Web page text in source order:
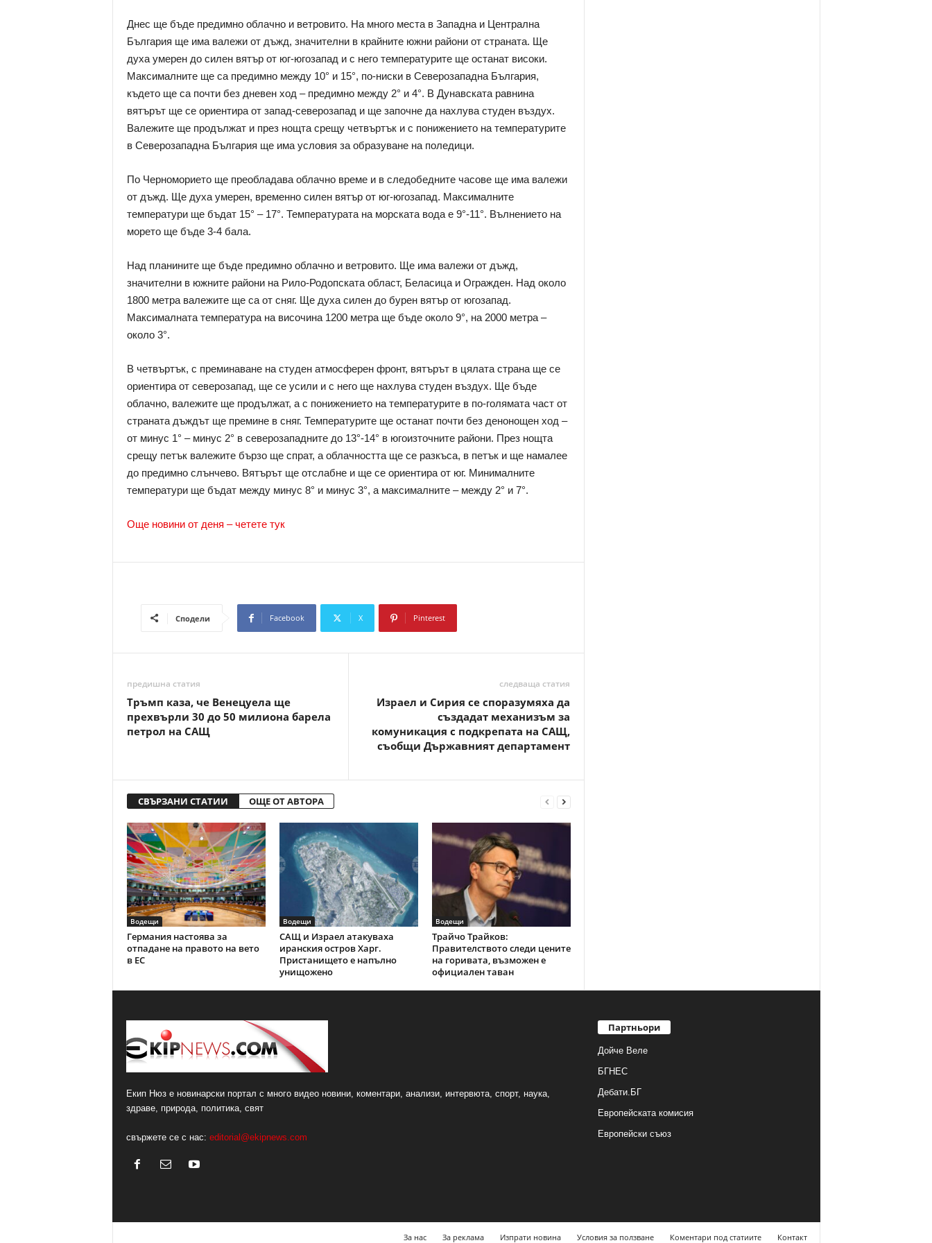
Днес ще бъде предимно облачно и ветровито. На много места в Западна и Централна
България ще има валежи от дъжд, значителни в крайните южни райони от страната. Ще
духа умерен до силен вятър от юг-югозапад и с него температурите ще останат високи.
Максималните ще са предимно между 10° и 15°, по-ниски в Северозападна България,
където ще са почти без дневен ход – предимно между 2° и 4°. В Дунавската равнина
вятърът ще се ориентира от запад-северозапад и ще започне да нахлува студен въздух.
Валежите ще продължат и през нощта срещу четвъртък и с понижението на температурите
в Северозападна България ще има условия за образуване на поледици.
По Черноморието ще преобладава облачно време и в следобедните часове ще има валежи
от дъжд. Ще духа умерен, временно силен вятър от юг-югозапад. Максималните
температури ще бъдат 15° – 17°. Температурата на морската вода е 9°-11°. Вълнението на
морето ще бъде 3-4 бала.
Над планините ще бъде предимно облачно и ветровито. Ще има валежи от дъжд,
значителни в южните райони на Рило-Родопската област, Беласица и Огражден. Над около
1800 метра валежите ще са от сняг. Ще духа силен до бурен вятър от югозапад.
Максималната температура на височина 1200 метра ще бъде около 9°, на 2000 метра –
около 3°.
В четвъртък, с преминаване на студен атмосферен фронт, вятърът в цялата страна ще се
ориентира от северозапад, ще се усили и с него ще нахлува студен въздух. Ще бъде
облачно, валежите ще продължат, а с понижението на температурите в по-голямата част от
страната дъждът ще премине в сняг. Температурите ще останат почти без денонощен ход –
от минус 1° – минус 2° в северозападните до 13°-14° в югоизточните райони. През нощта
срещу петък валежите бързо ще спрат, а облачността ще се разкъса, в петък и ще намалее
до предимно слънчево. Вятърът ще отслабне и ще се ориентира от юг. Минималните
температури ще бъдат между минус 8° и минус 3°, а максималните – между 2° и 7°.
Още новини от деня – четете тук
Сподели Facebook X Pinterest
предишна статия
Тръмп каза, че Венецуела ще
прехвърли 30 до 50 милиона барела
петрол на САЩ
следваща статия
Израел и Сирия се споразумяха да
създадат механизъм за
комуникация с подкрепата на САЩ,
съобщи Държавният департамент
СВЪРЗАНИ СТАТИИ ОЩЕ ОТ АВТОРА
Водещи
Германия настоява за
отпадане на правото на вето
в ЕС
Водещи
САЩ и Израел атакуваха
иранския остров Харг.
Пристанището е напълно
унищожено
Водещи
Трайчо Трайков:
Правителството следи цените
на горивата, възможен е
официален таван
Екип Нюз е новинарски портал с много видео новини, коментари, анализи, интервюта, спорт, наука,
здраве, природа, политика, свят
свържете се с нас: editorial@ekipnews.com
Партньори
Дойче Веле
БГНЕС
Дебати.БГ
Европейската комисия
Европейски съюз
За нас За реклама Изпрати новина Условия за ползване Коментари под статиите Контакт